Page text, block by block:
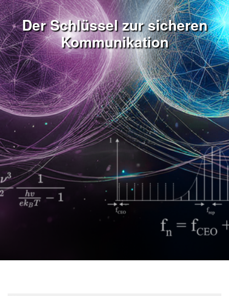
Der Schlüssel zur sicheren
Kommunikation